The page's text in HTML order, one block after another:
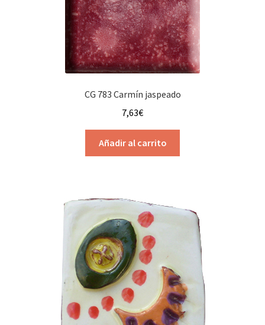
elegir
en
la
página
de
CG 783 Carmín jaspeado
7,63€
Añadir al carrito